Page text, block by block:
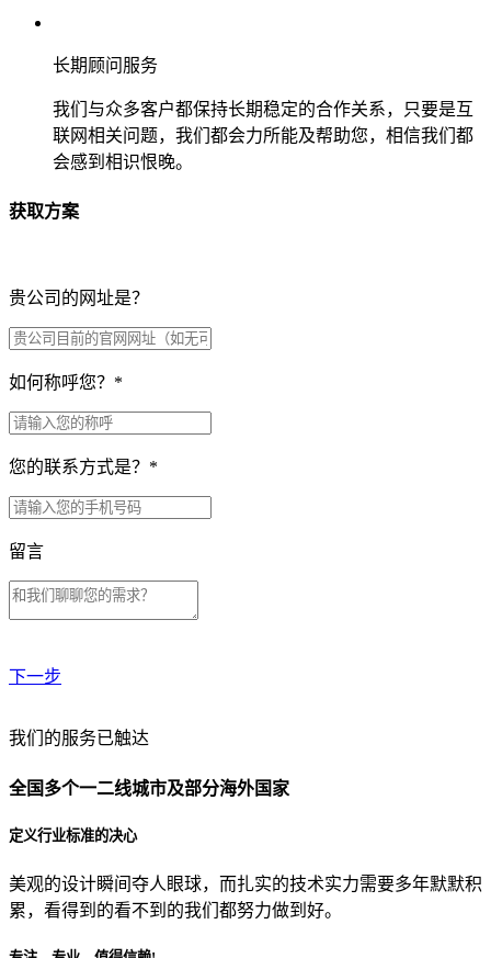
长期顾问服务
我们与众多客户都保持长期稳定的合作关系，只要是互
联网相关问题，我们都会力所能及帮助您，相信我们都
会感到相识恨晚。
获取方案
贵公司的网址是？
如何称呼您？ *
您的联系方式是？ *
留言
下一步
贵公司预算范围是？
贵公司的团队规模是？
目前主要的营销渠道是？
我们的服务已触达
全国多个一二线城市及部分海外国家
定义行业标准的决心
美观的设计瞬间夺人眼球，而扎实的技术实力需要多年默默积
累，看得到的看不到的我们都努力做到好。